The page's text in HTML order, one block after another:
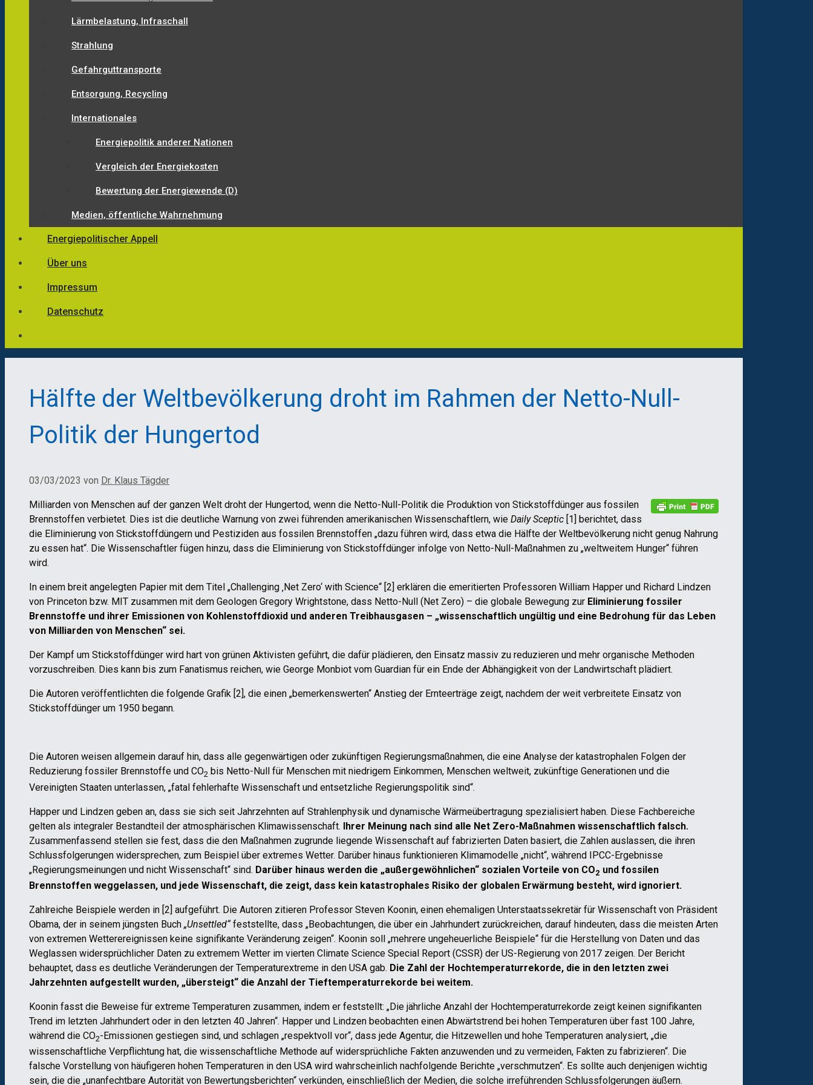
Lärmbelastung, Infraschall
Strahlung
Gefahrguttransporte
Entsorgung, Recycling
Internationales
Energiepolitik anderer Nationen
Vergleich der Energiekosten
Bewertung der Energiewende (D)
Medien, öffentliche Wahrnehmung
Energiepolitischer Appell
Über uns
Impressum
Datenschutz
Hälfte der Weltbevölkerung droht im Rahmen der Netto-Null-
Politik der Hungertod
03/03/2023 von Dr. Klaus Tägder
Milliarden von Menschen auf der ganzen Welt droht der Hungertod, wenn die Netto-Null-Politik die Produktion von Stickstoffdünger aus fossilen
Brennstoffen verbietet. Dies ist die deutliche Warnung von zwei führenden amerikanischen Wissenschaftlern, wie Daily Sceptic [1] berichtet, dass
die Eliminierung von Stickstoffdüngern und Pestiziden aus fossilen Brennstoffen „dazu führen wird, dass etwa die Hälfte der Weltbevölkerung nicht genug Nahrung
zu essen hat“. Die Wissenschaftler fügen hinzu, dass die Eliminierung von Stickstoffdünger infolge von Netto-Null-Maßnahmen zu „weltweitem Hunger“ führen
wird.
In einem breit angelegten Papier mit dem Titel „Challenging ‚Net Zero‘ with Science“ [2] erklären die emeritierten Professoren William Happer und Richard Lindzen
von Princeton bzw. MIT zusammen mit dem Geologen Gregory Wrightstone, dass Netto-Null (Net Zero) – die globale Bewegung zur Eliminierung fossiler
Brennstoffe und ihrer Emissionen von Kohlenstoffdioxid und anderen Treibhausgasen – „wissenschaftlich ungültig und eine Bedrohung für das Leben
von Milliarden von Menschen“ sei.
Der Kampf um Stickstoffdünger wird hart von grünen Aktivisten geführt, die dafür plädieren, den Einsatz massiv zu reduzieren und mehr organische Methoden
vorzuschreiben. Dies kann bis zum Fanatismus reichen, wie George Monbiot vom Guardian für ein Ende der Abhängigkeit von der Landwirtschaft plädiert.
Die Autoren veröffentlichten die folgende Grafik [2], die einen „bemerkenswerten“ Anstieg der Ernteerträge zeigt, nachdem der weit verbreitete Einsatz von
Stickstoffdünger um 1950 begann.
Die Autoren weisen allgemein darauf hin, dass alle gegenwärtigen oder zukünftigen Regierungsmaßnahmen, die eine Analyse der katastrophalen Folgen der
Reduzierung fossiler Brennstoffe und CO2 bis Netto-Null für Menschen mit niedrigem Einkommen, Menschen weltweit, zukünftige Generationen und die
Vereinigten Staaten unterlassen, „fatal fehlerhafte Wissenschaft und entsetzliche Regierungspolitik sind“.
Happer und Lindzen geben an, dass sie sich seit Jahrzehnten auf Strahlenphysik und dynamische Wärmeübertragung spezialisiert haben. Diese Fachbereiche
gelten als integraler Bestandteil der atmosphärischen Klimawissenschaft. Ihrer Meinung nach sind alle Net Zero-Maßnahmen wissenschaftlich falsch.
Zusammenfassend stellen sie fest, dass die den Maßnahmen zugrunde liegende Wissenschaft auf fabrizierten Daten basiert, die Zahlen auslassen, die ihren
Schlussfolgerungen widersprechen, zum Beispiel über extremes Wetter. Darüber hinaus funktionieren Klimamodelle „nicht“, während IPCC-Ergebnisse
„Regierungsmeinungen und nicht Wissenschaft“ sind. Darüber hinaus werden die „außergewöhnlichen“ sozialen Vorteile von CO2 und fossilen
Brennstoffen weggelassen, und jede Wissenschaft, die zeigt, dass kein katastrophales Risiko der globalen Erwärmung besteht, wird ignoriert.
Zahlreiche Beispiele werden in [2] aufgeführt. Die Autoren zitieren Professor Steven Koonin, einen ehemaligen Unterstaatssekretär für Wissenschaft von Präsident
Obama, der in seinem jüngsten Buch „Unsettled“feststellte, dass „Beobachtungen, die über ein Jahrhundert zurückreichen, darauf hindeuten, dass die meisten Arten
von extremen Wetterereignissen keine signifikante Veränderung zeigen“. Koonin soll „mehrere ungeheuerliche Beispiele“ für die Herstellung von Daten und das
Weglassen widersprüchlicher Daten zu extremem Wetter im vierten Climate Science Special Report (CSSR) der US-Regierung von 2017 zeigen. Der Bericht
behauptet, dass es deutliche Veränderungen der Temperaturextreme in den USA gab. Die Zahl der Hochtemperaturrekorde, die in den letzten zwei
Jahrzehnten aufgestellt wurden, „übersteigt“ die Anzahl der Tieftemperaturrekorde bei weitem.
Koonin fasst die Beweise für extreme Temperaturen zusammen, indem er feststellt: „Die jährliche Anzahl der Hochtemperaturrekorde zeigt keinen signifikanten
Trend im letzten Jahrhundert oder in den letzten 40 Jahren“. Happer und Lindzen beobachten einen Abwärtstrend bei hohen Temperaturen über fast 100 Jahre,
während die CO2-Emissionen gestiegen sind, und schlagen „respektvoll vor“, dass jede Agentur, die Hitzewellen und hohe Temperaturen analysiert, „die
wissenschaftliche Verpflichtung hat, die wissenschaftliche Methode auf widersprüchliche Fakten anzuwenden und zu vermeiden, Fakten zu fabrizieren“. Die
falsche Vorstellung von häufigeren hohen Temperaturen in den USA wird wahrscheinlich nachfolgende Berichte „verschmutzen“. Es sollte auch denjenigen wichtig
sein, die die „unanfechtbare Autorität von Bewertungsberichten“ verkünden, einschließlich der Medien, die solche irreführenden Schlussfolgerungen äußern.